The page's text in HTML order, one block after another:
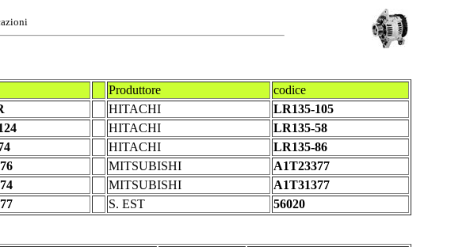
Produttore
codice
HITACHI
LR135-105
HITACHI
LR135-58
HITACHI
LR135-86
MITSUBISHI
A1T23377
MITSUBISHI
A1T31377
S. EST 56020